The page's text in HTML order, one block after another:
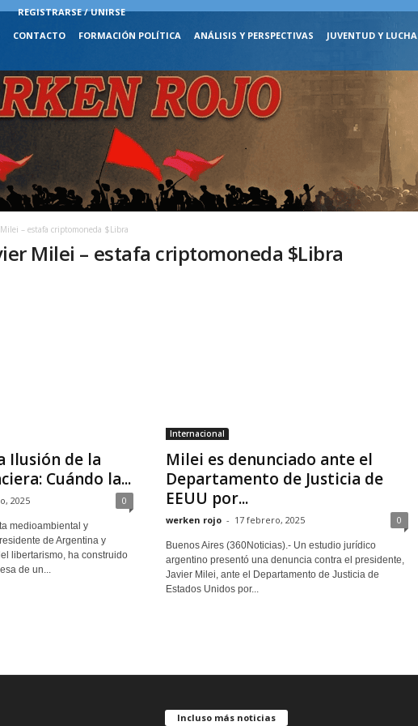
REGISTRARSE / UNIRSE
CONTACTO FORMACIÓN POLÍTICA ANÁLISIS Y PERSPECTIVAS JUVENTUD Y LUCHA
Milei – estafa criptomoneda $Libra
Milei – estafa criptomoneda $Libra
Ilusión de la
Cuándo la...
2025 0
medioambiental y
de Argentina y
libertarismo, ha construido
de un...
Internacional
Milei es denunciado ante el
Departamento de Justicia de
EEUU por...
werken rojo - 17 febrero, 2025 0
Buenos Aires (360Noticias).- Un estudio jurídico
argentino presentó una denuncia contra el presidente,
Javier Milei, ante el Departamento de Justicia de
Estados Unidos por...
Incluso más noticias